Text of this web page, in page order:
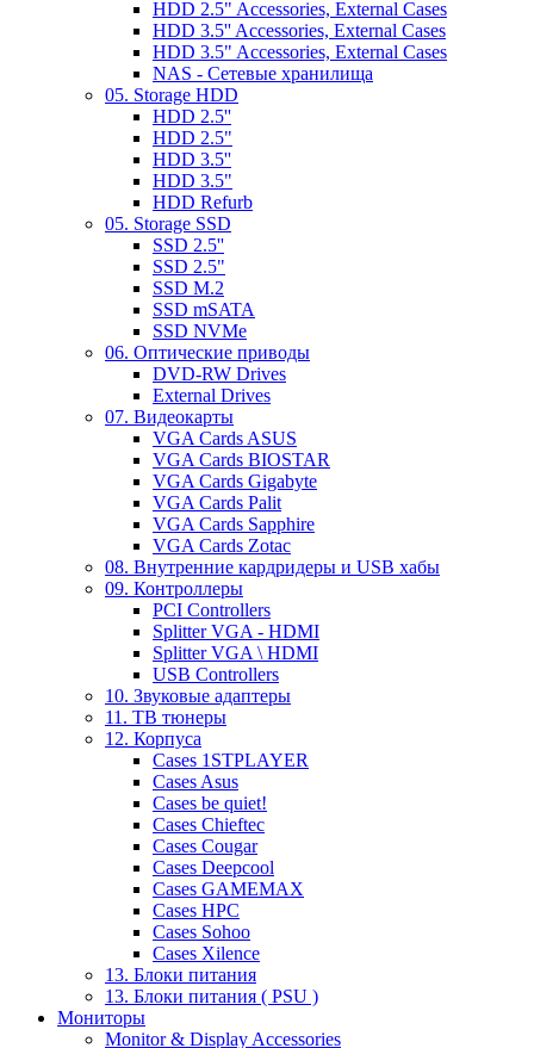
HDD 2.5" Accessories, External Cases
HDD 3.5'' Accessories, External Cases
HDD 3.5" Accessories, External Cases
NAS - Сетевые хранилища
05. Storage HDD
HDD 2.5''
HDD 2.5"
HDD 3.5''
HDD 3.5"
HDD Refurb
05. Storage SSD
SSD 2.5''
SSD 2.5"
SSD M.2
SSD mSATA
SSD NVMe
06. Оптические приводы
DVD-RW Drives
External Drives
07. Видеокарты
VGA Cards ASUS
VGA Cards BIOSTAR
VGA Cards Gigabyte
VGA Cards Palit
VGA Cards Sapphire
VGA Cards Zotac
08. Внутренние кардридеры и USB хабы
09. Контроллеры
PCI Controllers
Splitter VGA - HDMI
Splitter VGA \ HDMI
USB Controllers
10. Звуковые адаптеры
11. ТВ тюнеры
12. Корпуса
Cases 1STPLAYER
Cases Asus
Cases be quiet!
Cases Chieftec
Cases Cougar
Cases Deepcool
Cases GAMEMAX
Cases HPC
Cases Sohoo
Cases Xilence
13. Блоки питания
13. Блоки питания ( PSU )
Мониторы
Monitor & Display Accessories